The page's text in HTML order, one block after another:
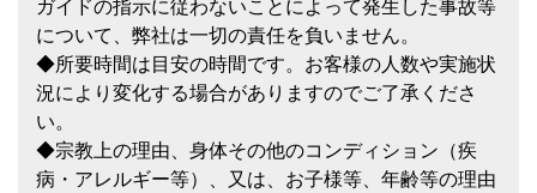
ガイドの指示に従わないことによって発生した事故等
について、弊社は一切の責任を負いません。
◆所要時間は目安の時間です。お客様の人数や実施状
況により変化する場合がありますのでご了承くださ
い。
◆宗教上の理由、身体その他のコンディション（疾
病・アレルギー等）、又は、お子様等、年齢等の理由